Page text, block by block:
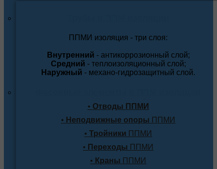
ППМИ изоляция - три слоя:
Внутренний - антикоррозионный слой;
Средний - теплоизоляционный слой;
Наружный - механо-гидрозащитный слой.
• Отводы ППМИ
• Неподвижные опоры ППМИ
• Тройники ППМИ
• Переходы ППМИ
• Краны ППМИ